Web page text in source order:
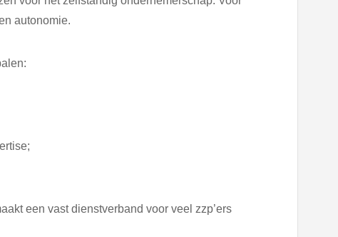
autonomie.
een vast dienstverband voor veel zzp’ers